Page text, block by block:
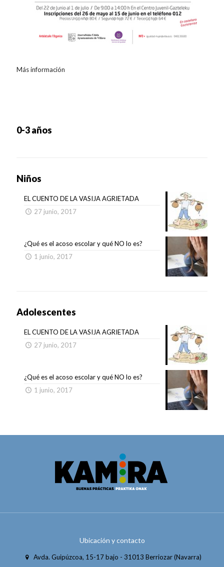
Más información
0-3 años
Niños
EL CUENTO DE LA VASIJA AGRIETADA
27 junio, 2017
¿Qué es el acoso escolar y qué NO lo es?
1 junio, 2017
Adolescentes
EL CUENTO DE LA VASIJA AGRIETADA
27 junio, 2017
¿Qué es el acoso escolar y qué NO lo es?
1 junio, 2017
Ubicación y contacto
Avda. Guipúzcoa, 15-17 bajo - 31013 Berriozar (Navarra)